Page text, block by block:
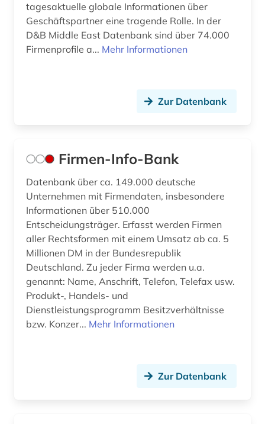
tagesaktuelle globale Informationen über
Geschäftspartner eine tragende Rolle. In der
D&B Middle East Datenbank sind über 74.000
Firmenprofile a... Mehr Informationen
Zur Datenbank
Firmen-Info-Bank
Datenbank über ca. 149.000 deutsche
Unternehmen mit Firmendaten, insbesondere
Informationen über 510.000
Entscheidungsträger. Erfasst werden Firmen
aller Rechtsformen mit einem Umsatz ab ca. 5
Millionen DM in der Bundesrepublik
Deutschland. Zu jeder Firma werden u.a.
genannt: Name, Anschrift, Telefon, Telefax usw.
Produkt-, Handels- und
Dienstleistungsprogramm Besitzverhältnisse
bzw. Konzer... Mehr Informationen
Zur Datenbank